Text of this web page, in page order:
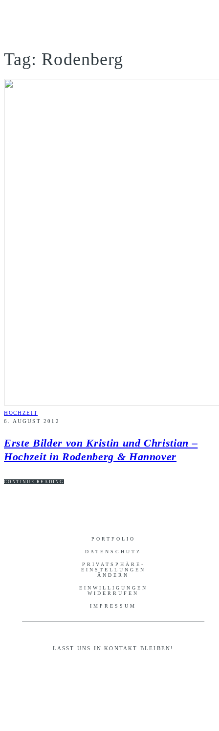
Tag: Rodenberg
HOCHZEIT
6. AUGUST 2012
Erste Bilder von Kristin und Christian –
Hochzeit in Rodenberg & Hannover
CONTINUE READING
PORTFOLIO
DATENSCHUTZ
PRIVATSPHÄRE-
EINSTELLUNGEN
ÄNDERN
EINWILLIGUNGEN
WIDERRUFEN
IMPRESSUM
LASST UNS IN KONTAKT BLEIBEN!